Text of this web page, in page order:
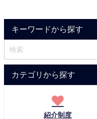
キーワードから探す
カテゴリから探す
紹介制度